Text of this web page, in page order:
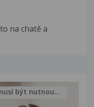
na chatě a
být nutnou...